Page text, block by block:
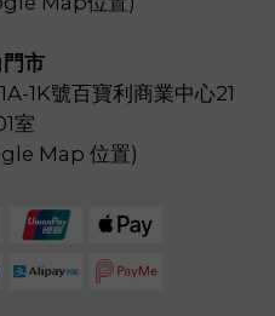
市
1K號百寶利商業中心21
室
Map 位置)